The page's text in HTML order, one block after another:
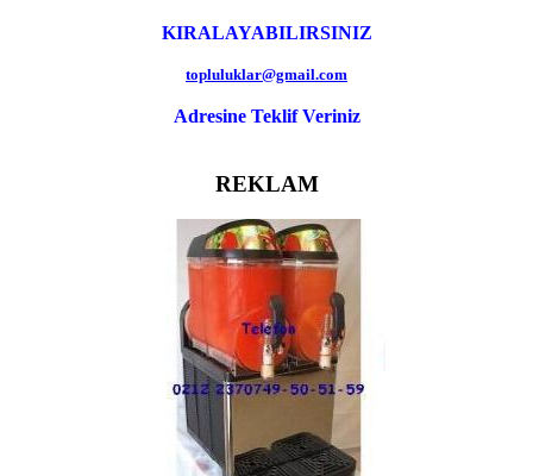
KIRALAYABILIRSINIZ
topluluklar@gmail.com
Adresine Teklif Veriniz
REKLAM